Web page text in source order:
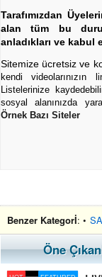
Tarafımızdan
alan tüm bu
anladıkları ve kabul
Sitemize ücretsiz ve
kendi
Listelerinize
sosyal alanınızda
Örnek Bazı Siteler
Benzer Kategorİ: •
Öne